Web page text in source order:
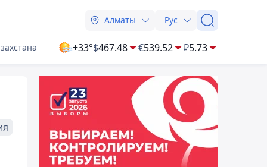
Алматы Рус
+33°$467.48 €539.52 ₽5.73